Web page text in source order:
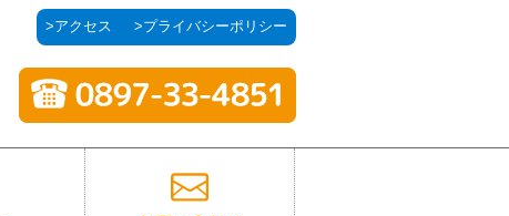
>アクセス >プライバシーポリシー